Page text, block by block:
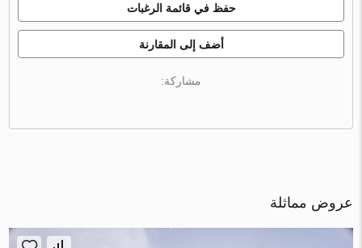
حفظ في قائمة الرغبات
أضف إلى المقارنة
مشاركة:
عروض مماثلة